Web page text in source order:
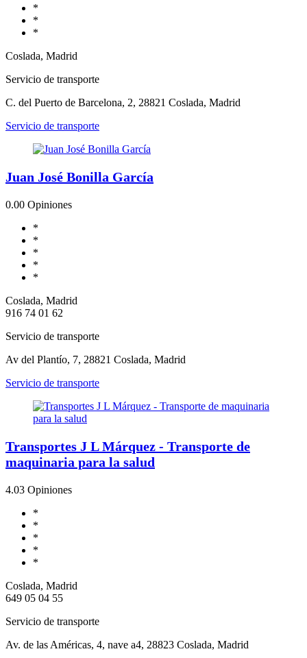
*
*
*
Coslada, Madrid
Servicio de transporte
C. del Puerto de Barcelona, 2, 28821 Coslada, Madrid
Servicio de transporte
Juan José Bonilla García
0.00 Opiniones
*
*
*
*
*
Coslada, Madrid
916 74 01 62
Servicio de transporte
Av del Plantío, 7, 28821 Coslada, Madrid
Servicio de transporte
Transportes J L Márquez - Transporte de
maquinaria para la salud
4.03 Opiniones
*
*
*
*
*
Coslada, Madrid
649 05 04 55
Servicio de transporte
Av. de las Américas, 4, nave a4, 28823 Coslada, Madrid